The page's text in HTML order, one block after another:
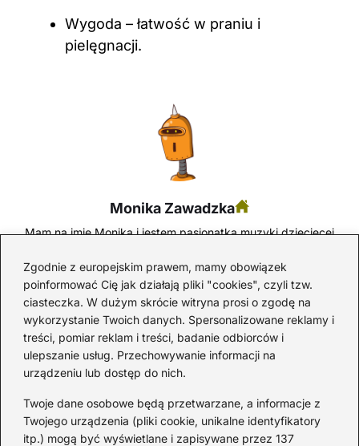
Zgodnie z europejskim prawem, mamy obowiązek
poinformować Cię jak działają pliki "cookies", czyli tzw.
ciasteczka. W dużym skrócie witryna prosi o zgodę na
wykorzystanie Twoich danych. Spersonalizowane reklamy i
treści, pomiar reklam i treści, badanie odbiorców i
ulepszanie usług. Przechowywanie informacji na
urządzeniu lub dostęp do nich.
Twoje dane osobowe będą przetwarzane, a informacje z
Twojego urządzenia (pliki cookie, unikalne identyfikatory
itp.) mogą być wyświetlane i zapisywane przez 137
Wygoda – łatwość w praniu i
pielęgnacji.
Monika Zawadzka
Mam na imię Monika i jestem pasjonatką muzyki dziecięcej
edukacji muzycznej najmłodszych, testuję piosenki,
rytmiczne zabawy i instrumenty przyjazne dzieciom. Na
blogu dzielę się sprawdzonymi utworami, pomysłami na
zajęcia, a także refleksjami na temat wpływu muzyki na
rozwój dziecka.
Prywatnie jestem mamą, animatorką muzycznych
warsztatów i wielką fanką klasyków pokroju Fasolek, Arki
Noego czy ścieżek dźwiękowych z bajek Disneya. Wierzę,
że muzyka to jeden z najpiękniejszych języków
dzieciństwa, dlatego chcę pomóc rodzicom i nauczycielom
odkrywać jej moc.